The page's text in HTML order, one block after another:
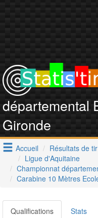
départemental
Gironde
Accueil Résultats de
Ligue d'Aquitaine
Championnat
Carabine 10 Mètres
Qualifications Stats